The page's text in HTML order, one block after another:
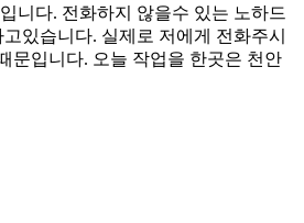
니다. 전화하지 않을수 있는 노하드
있습니다. 실제로 저에게 전화주시
문입니다. 오늘 작업을 한곳은 천안